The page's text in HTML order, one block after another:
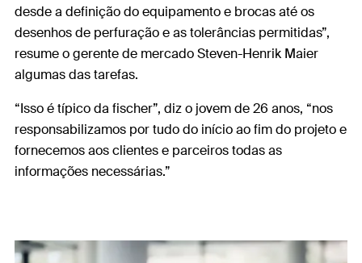
desde a definição do equipamento e brocas até os
desenhos de perfuração e as tolerâncias permitidas”,
resume o gerente de mercado Steven-Henrik Maier
algumas das tarefas.
“Isso é típico da fischer”, diz o jovem de 26 anos, “nos
responsabilizamos por tudo do início ao fim do projeto e
fornecemos aos clientes e parceiros todas as
informações necessárias.”